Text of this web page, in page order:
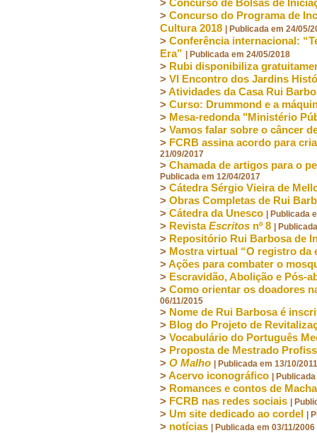
> Concurso do Programa de
Cultura 2018 | Publicada em 24/05/
> Conferência internacional:
Era” | Publicada em 24/05/2018
> Rubi disponibiliza
> VI Encontro dos Jardins
>Atividades da Casa Rui
> Curso: Drummond e a
> Mesa-redonda "Ministério
> Vamos falar sobre o câncer
> FCRB assina acordo para
21/09/2017
> Chamada de artigos para o
Publicada em 12/04/2017
> Cátedra Sérgio Vieira de
> Obras Completas de Rui
> Cátedra da Unesco | Publicada
> RevistaEscritos nº 8 |
> Repositório Rui Barbosa de
> Mostra virtual “O registro da
>Ações para combater o
> Escravidão, Abolição e Pós-
> Como orientar os doadores
06/11/2015
> Nome de Rui Barbosa é
> Blog do Projeto de
> Vocabulário do Português
> Proposta de Mestrado
> O Malho | Publicada em 13/10/2011
>Acervo iconográfico |
> Romances e contos de
> FCRB nas redes sociais |
> Um site dedicado ao cordel |
> notícias | Publicada em 03/11/2006